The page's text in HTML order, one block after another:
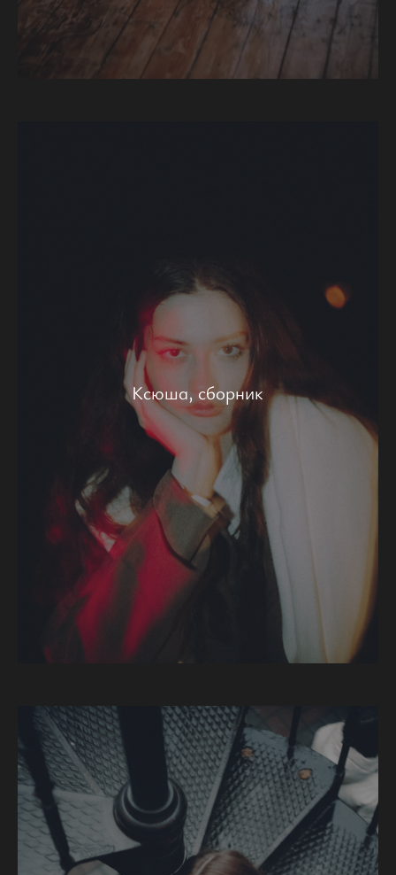
Ксюша, сборник